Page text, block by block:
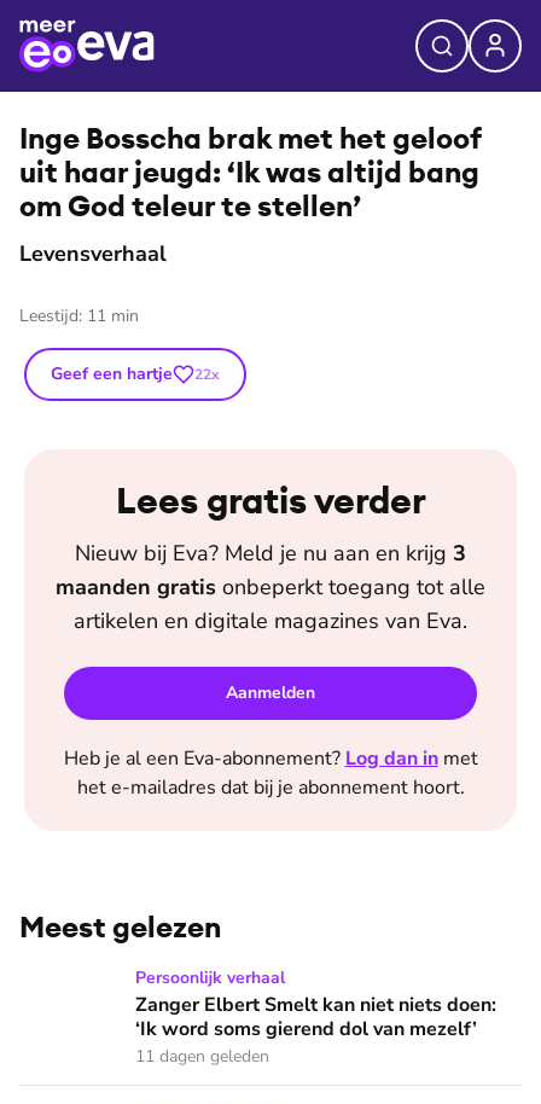
⭐Premium
Inge Bosscha brak met het geloof
uit haar jeugd: ‘Ik was altijd bang
om God teleur te stellen’
Levensverhaal
Leestijd: 11 min
Geef een hartje 22x
Lees gratis verder
Nieuw bij Eva? Meld je nu aan en krijg 3
maanden gratis onbeperkt toegang tot alle
artikelen en digitale magazines van Eva.
Aanmelden
Heb je al een Eva-abonnement? Log dan in met
het e-mailadres dat bij je abonnement hoort.
Meest gelezen
Zanger Elbert Smelt kan niet niets doen: ‘Ik word soms
Persoonlijk verhaal
Zanger Elbert Smelt kan niet niets doen:
‘Ik word soms gierend dol van mezelf’
11 dagen geleden